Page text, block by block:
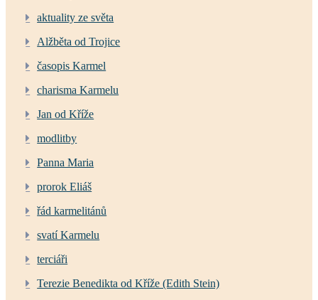
aktuality ze světa
Alžběta od Trojice
časopis Karmel
charisma Karmelu
Jan od Kříže
modlitby
Panna Maria
prorok Eliáš
řád karmelitánů
svatí Karmelu
terciáři
Terezie Benedikta od Kříže (Edith Stein)